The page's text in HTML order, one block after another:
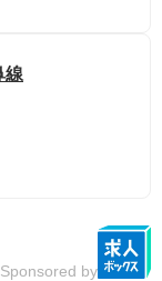
線
Sponsored by